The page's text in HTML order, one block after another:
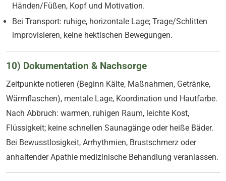
Händen/Füßen, Kopf und Motivation.
Bei Transport: ruhige, horizontale Lage; Trage/Schlitten
improvisieren, keine hektischen Bewegungen.
10) Dokumentation & Nachsorge
Zeitpunkte notieren (Beginn Kälte, Maßnahmen, Getränke,
Wärmflaschen), mentale Lage, Koordination und Hautfarbe.
Nach Abbruch: warmen, ruhigen Raum, leichte Kost,
Flüssigkeit; keine schnellen Saunagänge oder heiße Bäder.
Bei Bewusstlosigkeit, Arrhythmien, Brustschmerz oder
anhaltender Apathie medizinische Behandlung veranlassen.